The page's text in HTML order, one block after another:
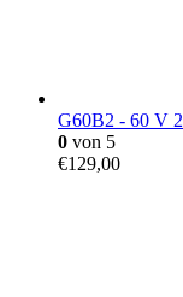
G60B2 - 60 V
0 von 5
€129,00